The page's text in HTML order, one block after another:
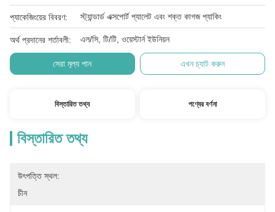
প্যাকেজিংয়ের বিবরণ: স্ট্যান্ডার্ড এক্সপোর্ট প্যালেট এবং শক্ত কাগজ প্যাকিং
অর্থ প্রদানের শর্তাবলী: এল/সি, টি/টি, ওয়েস্টার্ন ইউনিয়ন
সেরা মূল্য পান এখন চ্যাট করুন
বিস্তারিত তথ্য পণ্যের বর্ণনা
বিস্তারিত তথ্য
উৎপত্তি স্থল:
চীন